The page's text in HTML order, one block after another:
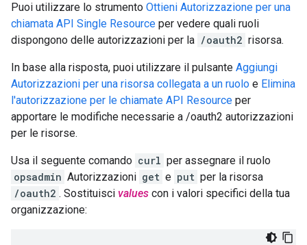
Puoi utilizzare lo strumento Ottieni Autorizzazione per una
chiamata API Single Resource per vedere quali ruoli
dispongono delle autorizzazioni per la /oauth2 risorsa.
In base alla risposta, puoi utilizzare il pulsante Aggiungi
Autorizzazioni per una risorsa collegata a un ruolo e Elimina
l'autorizzazione per le chiamate API Resource per
apportare le modifiche necessarie a /oauth2 autorizzazioni
per le risorse.
Usa il seguente comando curl per assegnare il ruolo
opsadmin Autorizzazioni get e put per la risorsa
/oauth2 . Sostituisci values con i valori specifici della tua
organizzazione: